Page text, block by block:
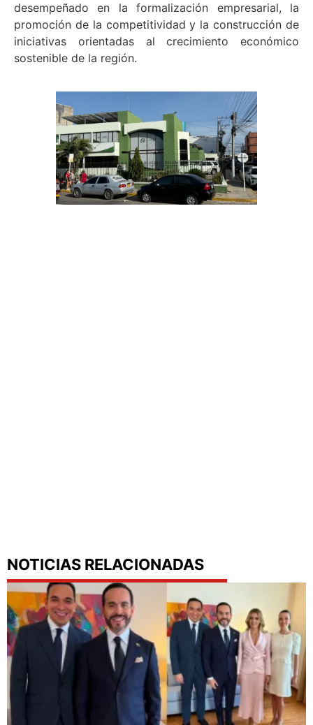
desempeñado en la formalización empresarial, la
promoción de la competitividad y la construcción de
iniciativas orientadas al crecimiento económico
sostenible de la región.
NOTICIAS RELACIONADAS